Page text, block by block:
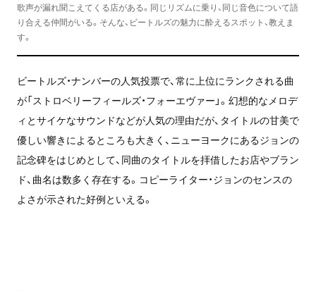
歌声が漏れ聞こえてくる店がある。同じリズムに乗り、同じ音色について語
り合える仲間がいる。そんな、ビートルズの魅力に酔えるスポット、教えま
す。
ビートルズ・ナンバーの人気投票で、常に上位にランクされる曲
が「ストロベリーフィールズ・フォーエヴァー」。幻想的なメロデ
ィとサイケなサウンドなどが人気の理由だが、タイトルの甘美で
優しい響きによるところも大きく、ニューヨークにあるジョンの
記念碑をはじめとして、同曲のタイトルを拝借したお店やブラン
ド、曲名は数多く存在する。コピーライター・ジョンのセンスの
よさが示された好例といえる。